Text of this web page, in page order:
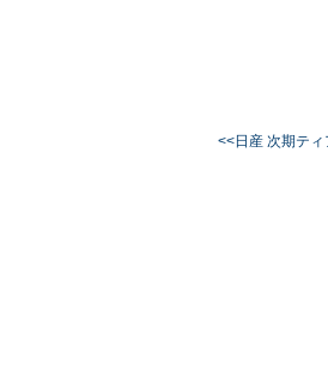
<<日産 次期ティ